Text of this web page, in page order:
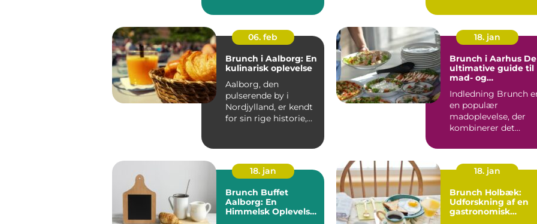
spændende og...
byder på en ...
06. feb
Brunch i Aalborg: En
kulinarisk oplevelse
Aalborg, den
pulserende by i
Nordjylland, er kendt
for sin rige historie,
18. jan
Brunch i Aarhus Den
ultimative guide til
mad- og
Indledning Brunch
en populær
madoplevelse, der
kombinerer det
morgenmad og
frokost. I ...
18. jan
Brunch Buffet
Aalborg: En
Himmelsk Oplevelse
18. jan
Brunch Holbæk:
Udforskning af en
gastronomisk